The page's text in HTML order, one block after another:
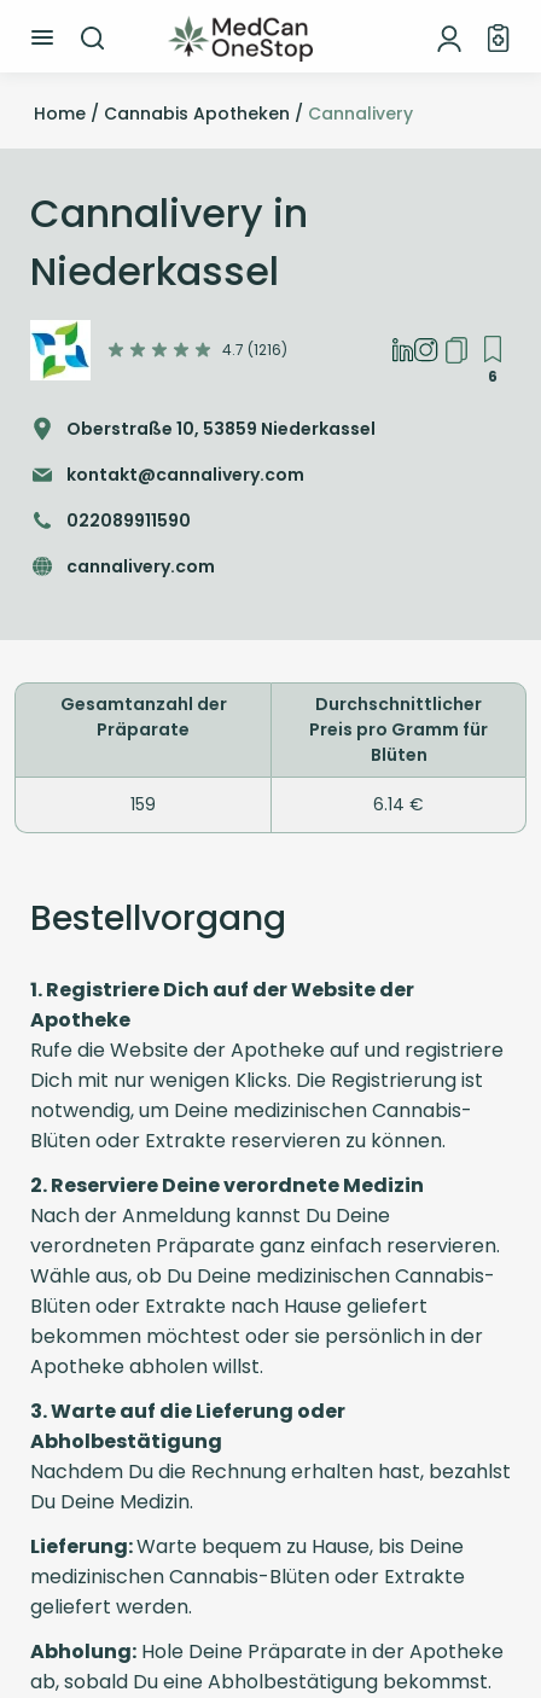
Home / Cannabis Apotheken / Cannalivery
Cannalivery in
Niederkassel
4.7 (1216)
6
Oberstraße 10, 53859 Niederkassel
kontakt@cannalivery.com
022089911590
cannalivery.com
Gesamtanzahl der
Präparate
159
Durchschnittlicher
Preis pro Gramm für
Blüten
6.14 €
Bestellvorgang
1. Registriere Dich auf der Website der
Apotheke
Rufe die Website der Apotheke auf und registriere
Dich mit nur wenigen Klicks. Die Registrierung ist
notwendig, um Deine medizinischen Cannabis-
Blüten oder Extrakte reservieren zu können.
2. Reserviere Deine verordnete Medizin
Nach der Anmeldung kannst Du Deine
verordneten Präparate ganz einfach reservieren.
Wähle aus, ob Du Deine medizinischen Cannabis-
Blüten oder Extrakte nach Hause geliefert
bekommen möchtest oder sie persönlich in der
Apotheke abholen willst.
3. Warte auf die Lieferung oder
Abholbestätigung
Nachdem Du die Rechnung erhalten hast, bezahlst
Du Deine Medizin.
Lieferung:Warte bequem zu Hause, bis Deine
medizinischen Cannabis-Blüten oder Extrakte
geliefert werden.
Abholung: Hole Deine Präparate in der Apotheke
ab, sobald Du eine Abholbestätigung bekommst.